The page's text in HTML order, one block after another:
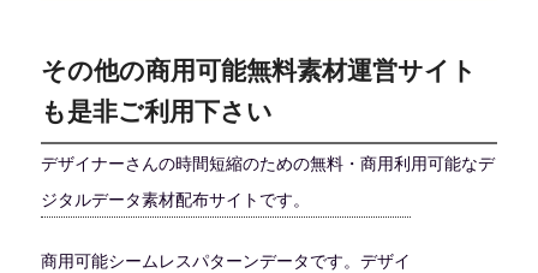
その他の商用可能無料素材運営サイト
も是非ご利用下さい
デザイナーさんの時間短縮のための無料・商用利用可能なデ
ジタルデータ素材配布サイトです。
商用可能シームレスパターンデータです。デザイ